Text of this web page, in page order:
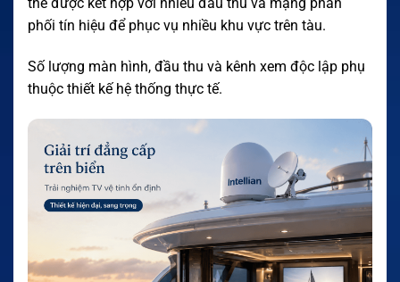
phối tín hiệu để phục vụ nhiều khu vực trên tàu.
Số lượng màn hình, đầu thu và kênh xem độc lập phụ
thuộc thiết kế hệ thống thực tế.